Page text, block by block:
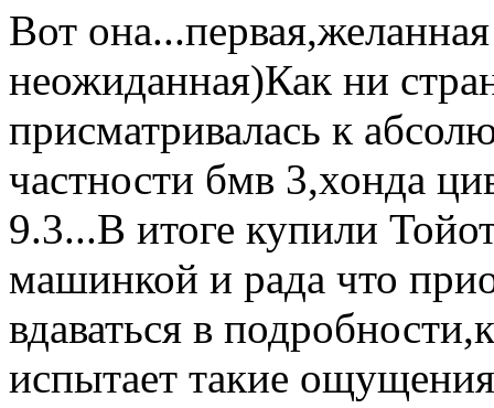
Вот
неожиданная)Как ни
присматривалась к
частности бмв 3,хонда
9.3...В итоге купили
машинкой и рада что
вдаваться в
испытает такие